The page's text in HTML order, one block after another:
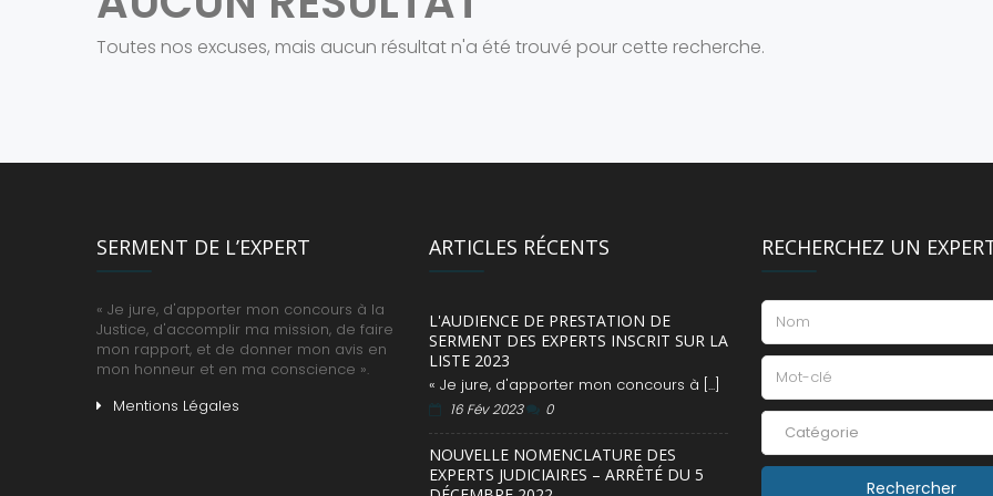
Toutes nos excuses, mais aucun résultat n'a été trouvé pour cette recherche.
SERMENT DE L’EXPERT
« Je jure, d'apporter mon concours à la
Justice, d'accomplir ma mission, de faire
mon rapport, et de donner mon avis en
mon honneur et en ma conscience ».
Mentions Légales
ARTICLES RÉCENTS
L'AUDIENCE DE PRESTATION DE
SERMENT DES EXPERTS INSCRIT SUR LA
LISTE 2023
« Je jure, d'apporter mon concours à [...]
16 Fév 2023 0
NOUVELLE NOMENCLATURE DES
EXPERTS JUDICIAIRES – ARRÊTÉ DU 5
RECHERCHEZ UN
Catégorie